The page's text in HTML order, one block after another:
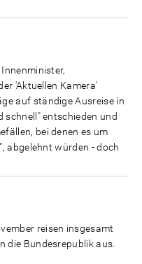
'Aktuellen Kamera'
auf ständige Ausreise in
schnell" entschieden und
bei denen es um
abgelehnt würden - doch
reisen insgesamt
die Bundesrepublik aus.